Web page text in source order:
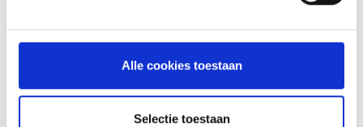
Alle cookies toestaan
Selectie toestaan
TOUCH UIT DE DUTCH OVEN
RECEPT